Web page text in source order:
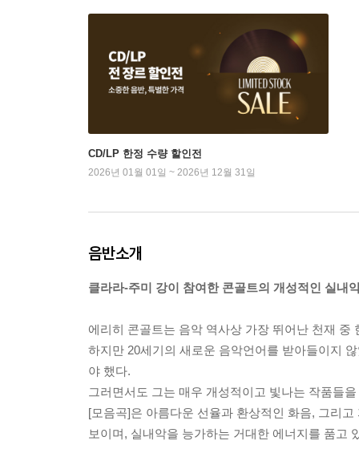
CD/LP 한정 수량 할인전
2026년 01월 01일 ~ 2026년 12월 31일
음반소개
클라라-주미 강이 참여한 콘골트의 개성적인 실내
에리히 콘골트는 음악 역사상 가장 뛰어난 천재 중
하지만 20세기의 새로운 음악언어를 받아들이지
야 했다.
그러면서도 그는 매우 개성적이고 빛나는 작품들
[모음곡]은 아름다운 선율과 환상적인 화음, 그리
보이며, 실내악을 능가하는 거대한 에너지를 품고